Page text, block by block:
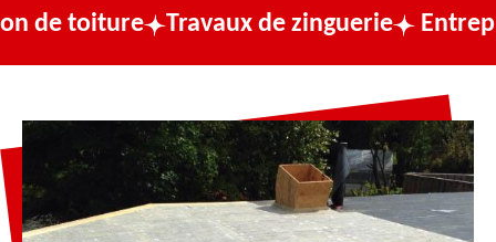
Travaux de zinguerie Entreprise de